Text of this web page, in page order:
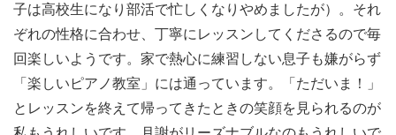
子は高校生になり部活で忙しくなりやめましたが）。それ
ぞれの性格に合わせ、丁寧にレッスンしてくださるので毎
回楽しいようです。家で熱心に練習しない息子も嫌がらず
「楽しいピアノ教室」には通っています。「ただいま！」
とレッスンを終えて帰ってきたときの笑顔を見られるのが